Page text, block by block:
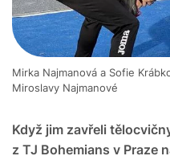
Když jim zavřeli
z TJ Bohemians v Praze
Mirka Najmanová a Sofie
Miroslavy Najmanové